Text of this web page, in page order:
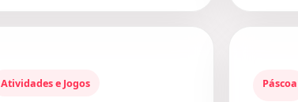
Atividades e Jogos Páscoa